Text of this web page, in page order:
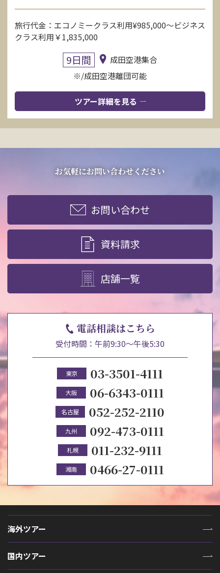
旅行代金：エコノミークラス利用¥985,000〜ビジネス
クラス利用￥1,835,000
9日間
成田空港集合
※/成田空港離団可能
ツアー詳細を見る
お気軽にお問い合わせください
お問い合わせ
資料請求
店舗一覧
電話相談はこちら
受付時間：午前9:30～午後5:30
東京 03-3501-4111
大阪 06-6343-0111
名古屋 052-252-2110
九州 092-473-0111
札幌 011-232-9111
湘南 0466-27-0111
海外ツアー
国内ツアー